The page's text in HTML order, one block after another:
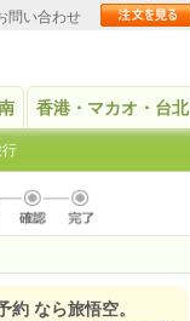
問い合わせ
香港・マカオ・台北
なら旅悟空。